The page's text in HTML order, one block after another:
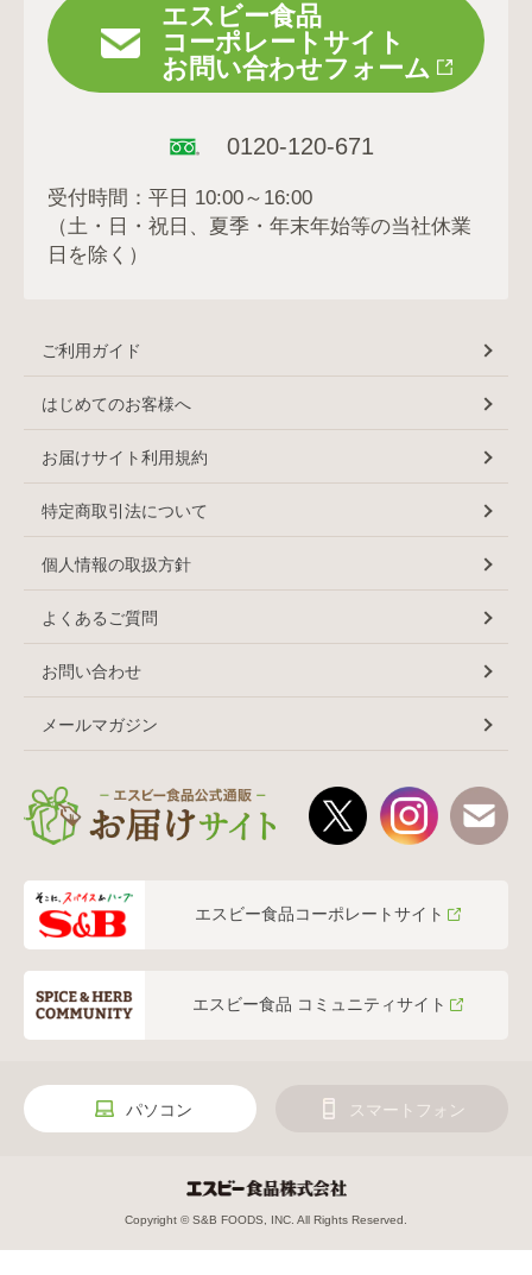
エスビー食品
コーポレートサイト
お問い合わせフォーム
0120-120-671
受付時間：平日 10:00～16:00
（土・日・祝日、夏季・年末年始等の当社休業
日を除く）
ご利用ガイド
はじめてのお客様へ
お届けサイト利用規約
特定商取引法について
個人情報の取扱方針
よくあるご質問
お問い合わせ
メールマガジン
エスビー食品コーポレートサイト
エスビー食品 コミュニティサイト
パソコン スマートフォン
Copyright © S&B FOODS, INC. All Rights Reserved.